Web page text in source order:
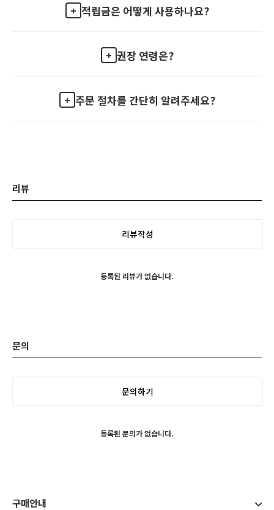
적립금은 어떻게 사용하나요?
권장 연령은?
주문 절차를 간단히 알려주세요?
리뷰
리뷰작성
등록된 리뷰가 없습니다.
문의
문의하기
등록된 문의가 없습니다.
구매안내